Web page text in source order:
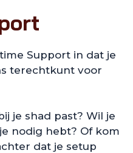
Support in dat je
terechtkunt voor
je shad past? Wil je
nodig hebt? Of kom
dat je setup